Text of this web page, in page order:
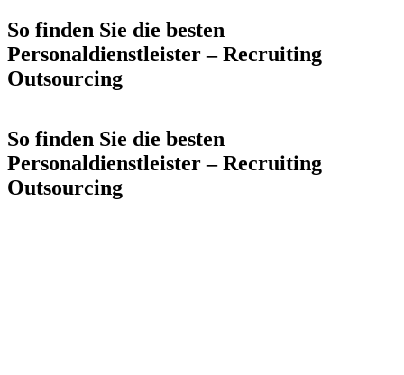
So finden Sie die besten
Personaldienstleister – Recruiting
Outsourcing
So finden Sie die besten
Personaldienstleister – Recruiting
Outsourcing